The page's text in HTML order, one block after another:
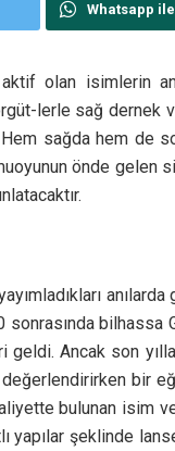
Whatsapp
olan isimlerin
lerle sağ dernek
sağda hem de
önde gelen
bilhassa
geldi. Ancak son
bir
bulunan isim
yapılar şeklinde